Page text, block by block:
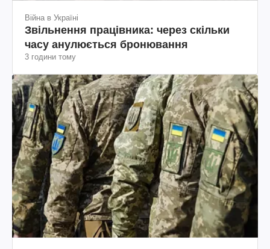
Війна в Україні
Звільнення працівника: через скільки
часу анулюється бронювання
3 години тому